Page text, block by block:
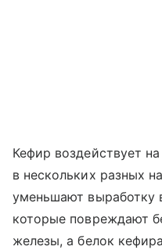
Кефир воздействует
в нескольких разных
уменьшают выработку
которые повреждают
железы, а белок